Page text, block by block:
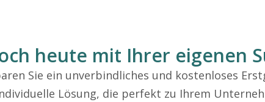
heute mit Ihrer eigenen
Sie ein unverbindliches und kostenloses
Lösung, die perfekt zu Ihrem